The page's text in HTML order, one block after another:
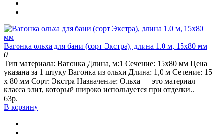
Вагонка ольха для бани (сорт Экстра), длина 1.0 м, 15х80 мм
0
Тип материала: Вагонка Длина, м:1 Сечение: 15х80 мм Цена
указана за 1 штуку Вагонка из ольхи Длина: 1,0 м Сечение: 15
х 80 мм Сорт: Экстра Назначение: Ольха — это материал
класса элит, который широко используется при отделки..
63р.
В корзину